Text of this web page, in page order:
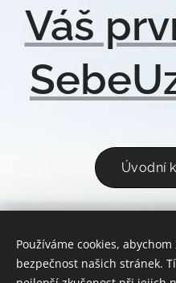
Váš
Úvodní
REFERENCE KONTAKT
Používáme cookies,
bezpečnost našich stránek.